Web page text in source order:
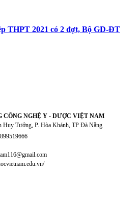
THPT 2021 có 2 đợt, Bộ GD-ĐT
CÔNG NGHỆ Y - DƯỢC VIỆT NAM
Huy Tưởng, P. Hòa Khánh, TP Đà Nẵng